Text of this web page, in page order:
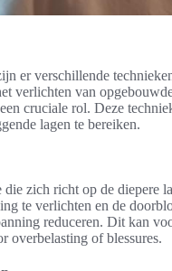
er verschillende
verlichten van
een cruciale rol. Deze
lagen te bereiken.
die zich richt op de diepere
te verlichten en de
reduceren. Dit kan
overbelasting of blessures.